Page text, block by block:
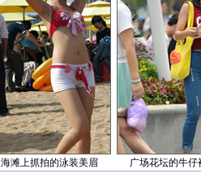
海滩上抓拍的泳装美眉 广场花坛的牛仔